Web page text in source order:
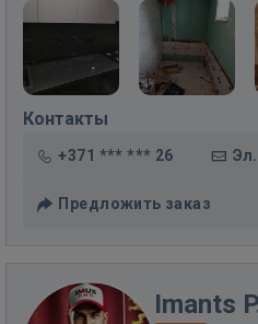
Контакты
+371 *** *** 26
Предложить заказ
Imants